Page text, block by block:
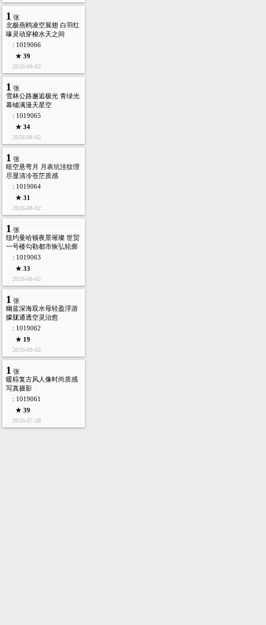
1 张
北极燕鸥凌空展翅 白羽红
喙灵动穿梭水天之间
: 1019066
★ 39
2026-08-02
1 张
雪林公路邂逅极光 青绿光
幕铺满漫天星空
: 1019065
★ 34
2026-08-02
1 张
暗空悬弯月 月表坑洼纹理
尽显清冷苍茫质感
: 1019064
★ 31
2026-08-02
1 张
纽约曼哈顿夜景璀璨 世贸
一号楼勾勒都市恢弘轮廓
: 1019063
★ 33
2026-08-02
1 张
幽蓝深海双水母轻盈浮游
朦胧通透空灵治愈
: 1019062
★ 19
2026-08-02
1 张
暖棕复古风人像时尚质感
写真摄影
: 1019061
★ 39
2026-07-28